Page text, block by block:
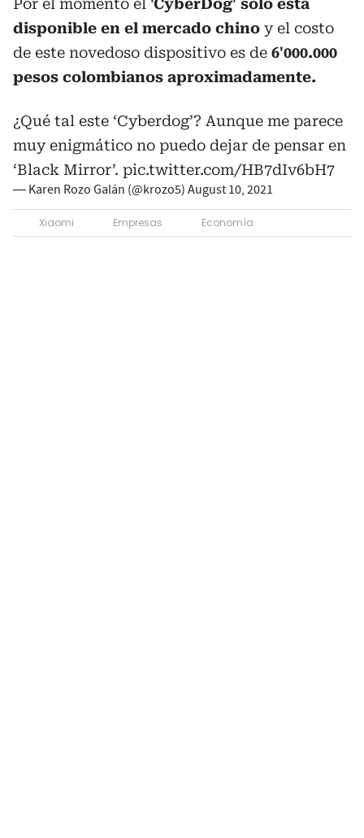
Por el momento el 'CyberDog' solo está
disponible en el mercado chino y el costo
de este novedoso dispositivo es de 6'000.000
pesos colombianos aproximadamente.
¿Qué tal este ‘Cyberdog’? Aunque me parece
muy enigmático no puedo dejar de pensar en
‘Black Mirror’. pic.twitter.com/HB7dIv6bH7
— Karen Rozo Galán (@krozo5) August 10, 2021
Xiaomi Empresas Economía